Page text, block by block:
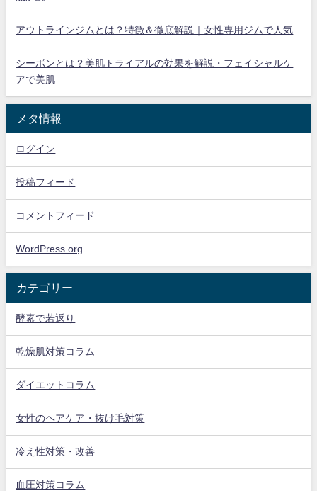
アウトラインジムとは？特徴＆徹底解説｜女性専用ジムで人気
シーボンとは？美肌トライアルの効果を解説・フェイシャルケ
アで美肌
メタ情報
ログイン
投稿フィード
コメントフィード
WordPress.org
カテゴリー
酵素で若返り
乾燥肌対策コラム
ダイエットコラム
女性のヘアケア・抜け毛対策
冷え性対策・改善
血圧対策コラム